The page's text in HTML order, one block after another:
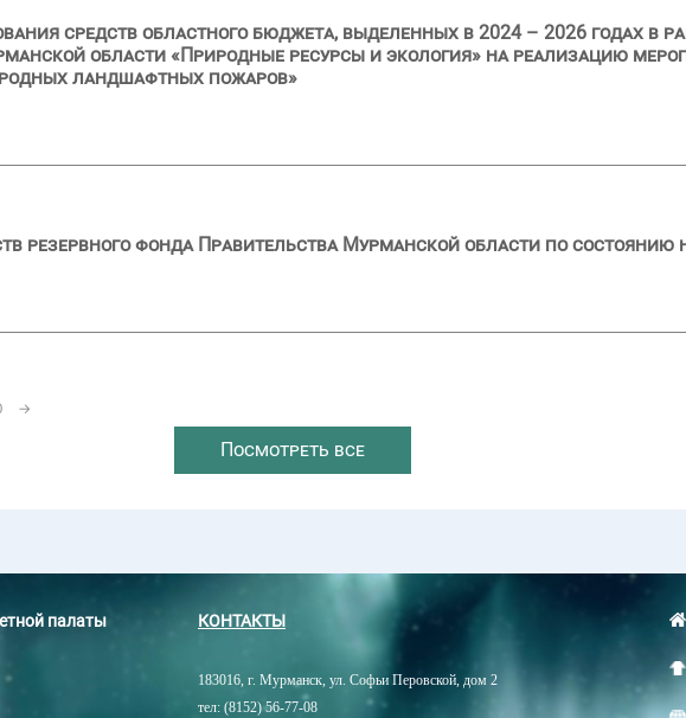
средств областного бюджета, выделенных в 2024 – 2026 годах в
области «Природные ресурсы и экология» на реализацию
ландшафтных пожаров»
резервного фонда Правительства Мурманской области по состоянию
→
Посмотреть все
палаты
КОНТАКТЫ
183016, г. Мурманск, ул. Софьи Перовской, дом 2
тел: (8152) 56-77-08